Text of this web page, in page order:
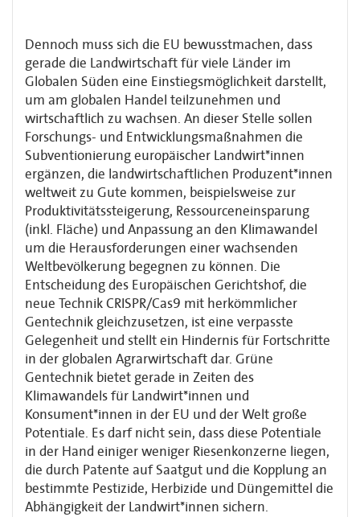
Dennoch muss sich die EU bewusstmachen, dass
gerade die Landwirtschaft für viele Länder im
Globalen Süden eine Einstiegsmöglichkeit darstellt,
um am globalen Handel teilzunehmen und
wirtschaftlich zu wachsen. An dieser Stelle sollen
Forschungs- und Entwicklungsmaßnahmen die
Subventionierung europäischer Landwirt*innen
ergänzen, die landwirtschaftlichen Produzent*innen
weltweit zu Gute kommen, beispielsweise zur
Produktivitätssteigerung, Ressourceneinsparung
(inkl. Fläche) und Anpassung an den Klimawandel
um die Herausforderungen einer wachsenden
Weltbevölkerung begegnen zu können. Die
Entscheidung des Europäischen Gerichtshof, die
neue Technik CRISPR/Cas9 mit herkömmlicher
Gentechnik gleichzusetzen, ist eine verpasste
Gelegenheit und stellt ein Hindernis für Fortschritte
in der globalen Agrarwirtschaft dar. Grüne
Gentechnik bietet gerade in Zeiten des
Klimawandels für Landwirt*innen und
Konsument*innen in der EU und der Welt große
Potentiale. Es darf nicht sein, dass diese Potentiale
in der Hand einiger weniger Riesenkonzerne liegen,
die durch Patente auf Saatgut und die Kopplung an
bestimmte Pestizide, Herbizide und Düngemittel die
Abhängigkeit der Landwirt*innen sichern.